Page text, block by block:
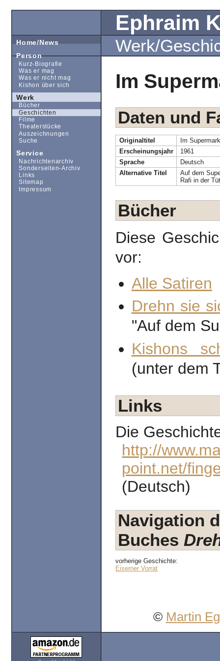
Ephraim
Werk/
Im
Daten und
Originaltitel
Im
Erscheinungsjahr
1961
Sprache
Deutsch
Alternative Titel
Auf dem
Rafi in der
Bücher
Diese
vor:
Alle Satiren
Drehn sie
"Auf dem
Kishons
(unter dem
Links
Die
http://
point.net/
(Deutsch)
Navigation
Buches
vorherige Geschichte:
Eiserner Vorrat
© Martin
Home/News
Person
Kurz-Biografie
Was er mag
Was er nicht mag
Kishon über sich
Werk
Bücher
Geschichten
Filme
Theaterstücke
Auszeichnungen
Suche
Service
Nachrichtenarchiv
Sonderseiten-Archiv
Links
Sitemap
Impressum